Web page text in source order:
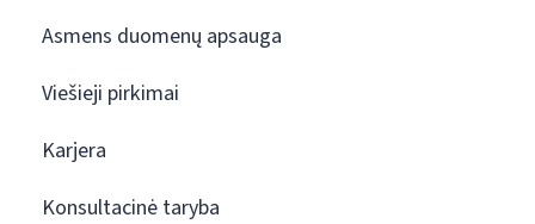
Asmens duomenų apsauga
Viešieji pirkimai
Karjera
Konsultacinė taryba